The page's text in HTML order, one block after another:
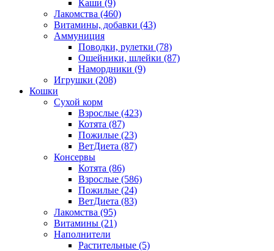
Каши (9)
Лакомства (460)
Витамины, добавки (43)
Аммуниция
Поводки, рулетки (78)
Ошейники, шлейки (87)
Намордники (9)
Игрушки (208)
Кошки
Сухой корм
Взрослые (423)
Котята (87)
Пожилые (23)
ВетДиета (87)
Консервы
Котята (86)
Взрослые (586)
Пожилые (24)
ВетДиета (83)
Лакомства (95)
Витамины (21)
Наполнители
Растительные (5)